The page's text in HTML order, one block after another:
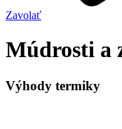
Zavolať
Múdrosti a
Výhody termiky